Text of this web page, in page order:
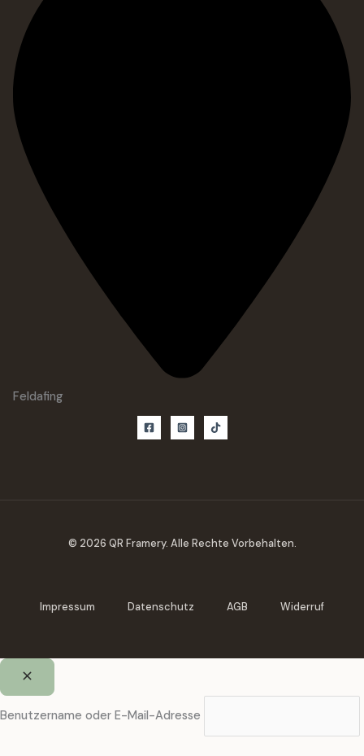
Feldafing
© 2026 QR Framery. Alle Rechte Vorbehalten.
Impressum Datenschutz AGB Widerruf
Benutzername oder E-Mail-Adresse